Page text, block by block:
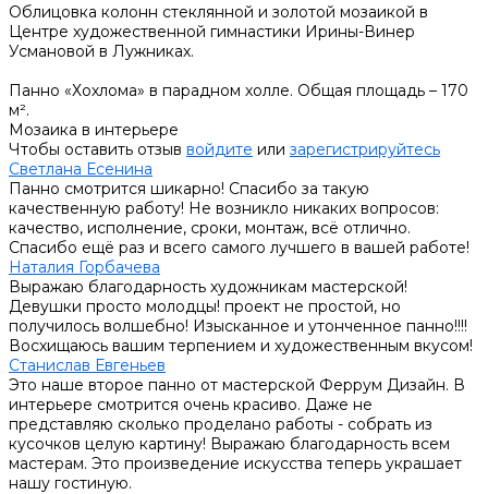
Облицовка колонн стеклянной и золотой мозаикой в
Центре художественной гимнастики Ирины-Винер
Усмановой в Лужниках.
Панно «Хохлома» в парадном холле. Общая площадь – 170
м².
Мозаика в интерьере
Чтобы оставить отзыв войдите или зарегистрируйтесь
Светлана Есенина
Панно смотрится шикарно! Спасибо за такую
качественную работу! Не возникло никаких вопросов:
качество, исполнение, сроки, монтаж, всё отлично.
Спасибо ещё раз и всего самого лучшего в вашей работе!
Наталия Горбачева
Выражаю благодарность художникам мастерской!
Девушки просто молодцы! проект не простой, но
получилось волшебно! Изысканное и утонченное панно!!!!
Восхищаюсь вашим терпением и художественным вкусом!
Станислав Евгеньев
Это наше второе панно от мастерской Феррум Дизайн. В
интерьере смотрится очень красиво. Даже не
представляю сколько проделано работы - собрать из
кусочков целую картину! Выражаю благодарность всем
мастерам. Это произведение искусства теперь украшает
нашу гостиную.